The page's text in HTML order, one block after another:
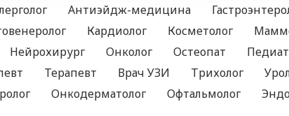
Антиэйдж-медицина
Кардиолог Косметолог
Нейрохирург Онколог Остеопат
Терапевт Врач УЗИ Трихолог
Онкодерматолог Офтальмолог